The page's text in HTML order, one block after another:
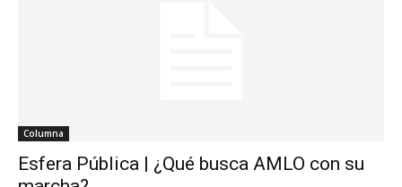
Columna
Esfera Pública | ¿Qué busca AMLO con su